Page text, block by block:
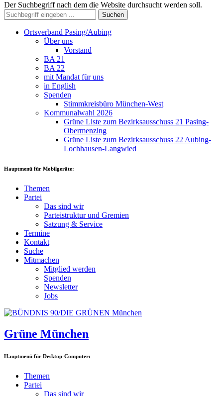
Der Suchbegriff nach dem die Website durchsucht werden soll.
Suchen
Ortsverband Pasing/Aubing
Über uns
Vorstand
BA 21
BA 22
mit Mandat für uns
in English
Spenden
Stimmkreisbüro München-West
Kommunalwahl 2026
Grüne Liste zum Bezirksausschuss 21 Pasing-
Obermenzing
Grüne Liste zum Bezirksausschuss 22 Aubing-
Lochhausen-Langwied
Hauptmenü für Mobilgeräte:
Themen
Partei
Das sind wir
Parteistruktur und Gremien
Satzung & Service
Termine
Kontakt
Suche
Mitmachen
Mitglied werden
Spenden
Newsletter
Jobs
Grüne München
Hauptmenü für Desktop-Computer:
Themen
Partei
Das sind wir